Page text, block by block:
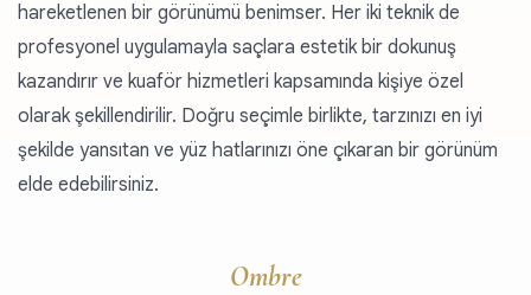
hareketlenen bir görünümü benimser. Her iki teknik de
profesyonel uygulamayla saçlara estetik bir dokunuş
kazandırır ve kuaför hizmetleri kapsamında kişiye özel
olarak şekillendirilir. Doğru seçimle birlikte, tarzınızı en iyi
şekilde yansıtan ve yüz hatlarınızı öne çıkaran bir görünüm
elde edebilirsiniz.
Ombre